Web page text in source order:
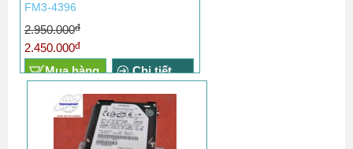
FM3-4396
2.950.000đ
2.450.000đ
Mua hàng Chi tiết